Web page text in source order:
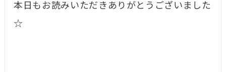
本日もお読みいただきありがとうございました
☆